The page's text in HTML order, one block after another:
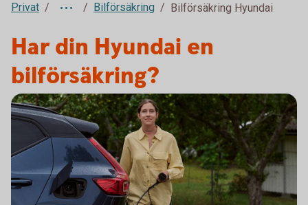
Privat Bilförsäkring Bilförsäkring Hyundai
Har din Hyundai en
bilförsäkring?